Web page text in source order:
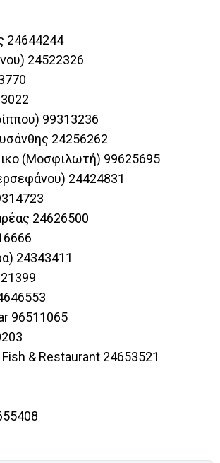
24644244
24522326
99313236
24256262
(Μοσφιλωτή) 99625695
24424831
24626500
24343411
96511065
& Restaurant 24653521